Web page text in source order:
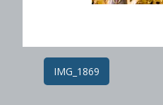
Post
navigation
IMG_1869